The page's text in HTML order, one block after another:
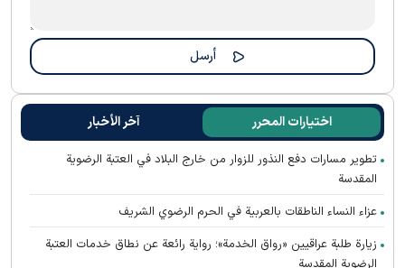
اختيارات المحرر آخر الأخبار
تطوير مسارات دفع النذور للزوار من خارج البلاد في العتبة الرضوية
المقدسة
عزاء النساء الناطقات بالعربية في الحرم الرضوي الشريف
زيارة طلبة عراقيين «رواق الخدمة»؛ رواية رائعة عن نطاق خدمات العتبة